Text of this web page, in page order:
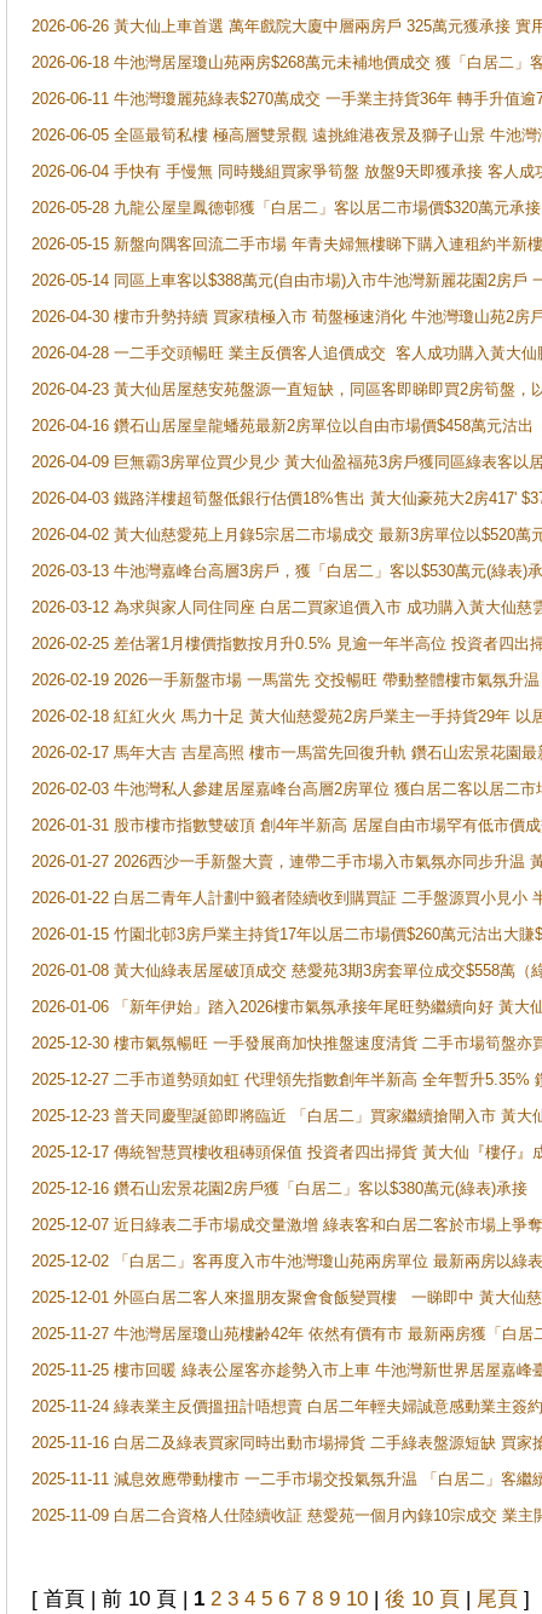
2026-06-26 黃大仙上車首選 萬年戲院大廈中層兩房戶 325萬元獲承接 實
2026-06-18 牛池灣居屋瓊山苑兩房$268萬元未補地價成交 獲「白居二」
2026-06-11 牛池灣瓊麗苑綠表$270萬成交 一手業主持貨36年 轉手升值逾
2026-06-05 全區最筍私樓 極高層雙景觀 遠挑維港夜景及獅子山景 牛池
2026-06-04 手快有 手慢無 同時幾組買家爭筍盤 放盤9天即獲承接 客人
2026-05-28 九龍公屋皇鳳德邨獲「白居二」客以居二市場價$320萬元承接
2026-05-15 新盤向隅客回流二手市場 年青夫婦無樓睇下購入連租約半新
2026-05-14 同區上車客以$388萬元(自由市場)入市牛池灣新麗花園2房戶
2026-04-30 樓市升勢持續 買家積極入市 荀盤極速消化 牛池灣瓊山苑2房
2026-04-28 一二手交頭暢旺 業主反價客人追價成交 客人成功購入黃大
2026-04-23 黃大仙居屋慈安苑盤源一直短缺，同區客即睇即買2房筍盤，
2026-04-16 鑽石山居屋皇龍蟠苑最新2房單位以自由市場價$458萬元沽出
2026-04-09 巨無霸3房單位買少見少 黃大仙盈福苑3房戶獲同區綠表客以
2026-04-03 鐵路洋樓超筍盤低銀行估價18%售出 黃大仙豪苑大2房417'
2026-04-02 黃大仙慈愛苑上月錄5宗居二市場成交 最新3房單位以$520萬
2026-03-13 牛池灣嘉峰台高層3房戶，獲「白居二」客以$530萬元(綠表)
2026-03-12 為求與家人同住同座 白居二買家追價入市 成功購入黃大仙
2026-02-25 差估署1月樓價指數按月升0.5% 見逾一年半高位 投資者四
2026-02-19 2026一手新盤市場 一馬當先 交投暢旺 帶動整體樓市氣氛升
2026-02-18 紅紅火火 馬力十足 黃大仙慈愛苑2房戶業主一手持貨29年 以
2026-02-17 馬年大吉 吉星高照 樓市一馬當先回復升軌 鑽石山宏景花園
2026-02-03 牛池灣私人參建居屋嘉峰台高層2房單位 獲白居二客以居二市
2026-01-31 股市樓市指數雙破頂 創4年半新高 居屋自由市場罕有低市價
2026-01-27 2026西沙一手新盤大賣，連帶二手市場入市氣氛亦同步升温
2026-01-22 白居二青年人計劃中籤者陸續收到購買証 二手盤源買小見小
2026-01-15 竹園北邨3房戶業主持貨17年以居二市場價$260萬元沽出大賺
2026-01-08 黃大仙綠表居屋破頂成交 慈愛苑3期3房套單位成交$558萬（
2026-01-06 「新年伊始」踏入2026樓市氣氛承接年尾旺勢繼續向好 黃
2025-12-30 樓市氣氛暢旺 一手發展商加快推盤速度清貨 二手市場筍盤
2025-12-27 二手市道勢頭如虹 代理領先指數創年半新高 全年暫升5.35%
2025-12-23 普天同慶聖誕節即將臨近 「白居二」買家繼續搶閘入市 黃
2025-12-17 傳統智慧買樓收租磚頭保值 投資者四出掃貨 黃大仙『樓仔
2025-12-16 鑽石山宏景花園2房戶獲「白居二」客以$380萬元(綠表)承接
2025-12-07 近日綠表二手市場成交量激增 綠表客和白居二客於市場上
2025-12-02 「白居二」客再度入市牛池灣瓊山苑兩房單位 最新兩房以綠
2025-12-01 外區白居二客人來搵朋友聚會食飯變買樓 一睇即中 黃大仙
2025-11-27 牛池灣居屋瓊山苑樓齢42年 依然有價有市 最新兩房獲「白居
2025-11-25 樓市回暖 綠表公屋客亦趁勢入市上車 牛池灣新世界居屋嘉峰
2025-11-24 綠表業主反價搵扭計唔想賣 白居二年輕夫婦誠意感動業主簽
2025-11-16 白居二及綠表買家同時出動市場掃貨 二手綠表盤源短缺 買
2025-11-11 減息效應帶動樓市 一二手市場交投氣氛升温 「白居二」客
2025-11-09 白居二合資格人仕陸續收証 慈愛苑一個月內錄10宗成交 業
[ 首頁 | 前 10 頁 | 1 2 3 4 5 6 7 8 9 10 | 後 10 頁 | 尾頁 ]